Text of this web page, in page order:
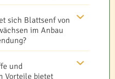
sich Blattsenf von
im Anbau
und
Vorteile bietet